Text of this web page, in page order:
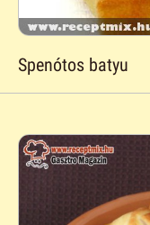
Spenótos batyu